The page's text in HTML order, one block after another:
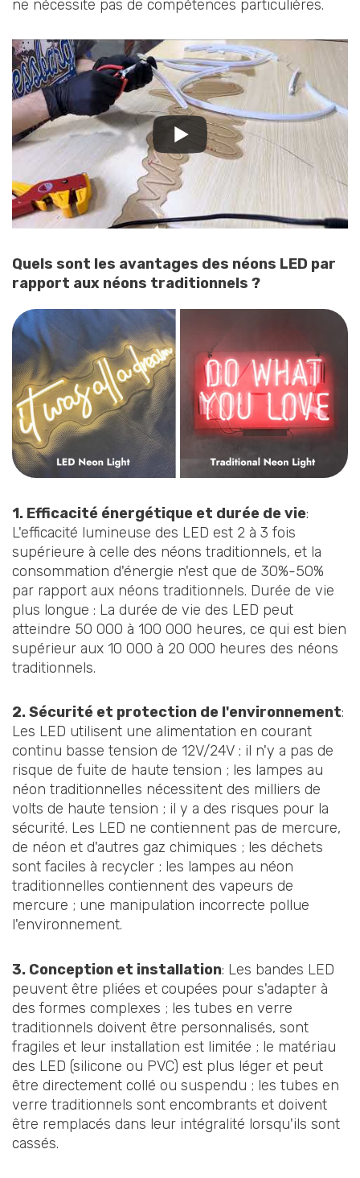
ne nécessite pas de compétences particulières.
Quels sont les avantages des néons LED par
rapport aux néons traditionnels ?
1. Efficacité énergétique et durée de vie:
L'efficacité lumineuse des LED est 2 à 3 fois
supérieure à celle des néons traditionnels, et la
consommation d'énergie n'est que de 30%-50%
par rapport aux néons traditionnels. Durée de vie
plus longue : La durée de vie des LED peut
atteindre 50 000 à 100 000 heures, ce qui est bien
supérieur aux 10 000 à 20 000 heures des néons
traditionnels.
2. Sécurité et protection de l'environnement:
Les LED utilisent une alimentation en courant
continu basse tension de 12V/24V ; il n'y a pas de
risque de fuite de haute tension ; les lampes au
néon traditionnelles nécessitent des milliers de
volts de haute tension ; il y a des risques pour la
sécurité. Les LED ne contiennent pas de mercure,
de néon et d'autres gaz chimiques ; les déchets
sont faciles à recycler ; les lampes au néon
traditionnelles contiennent des vapeurs de
mercure ; une manipulation incorrecte pollue
l'environnement.
3. Conception et installation: Les bandes LED
peuvent être pliées et coupées pour s'adapter à
des formes complexes ; les tubes en verre
traditionnels doivent être personnalisés, sont
fragiles et leur installation est limitée ; le matériau
des LED (silicone ou PVC) est plus léger et peut
être directement collé ou suspendu ; les tubes en
verre traditionnels sont encombrants et doivent
être remplacés dans leur intégralité lorsqu'ils sont
cassés.